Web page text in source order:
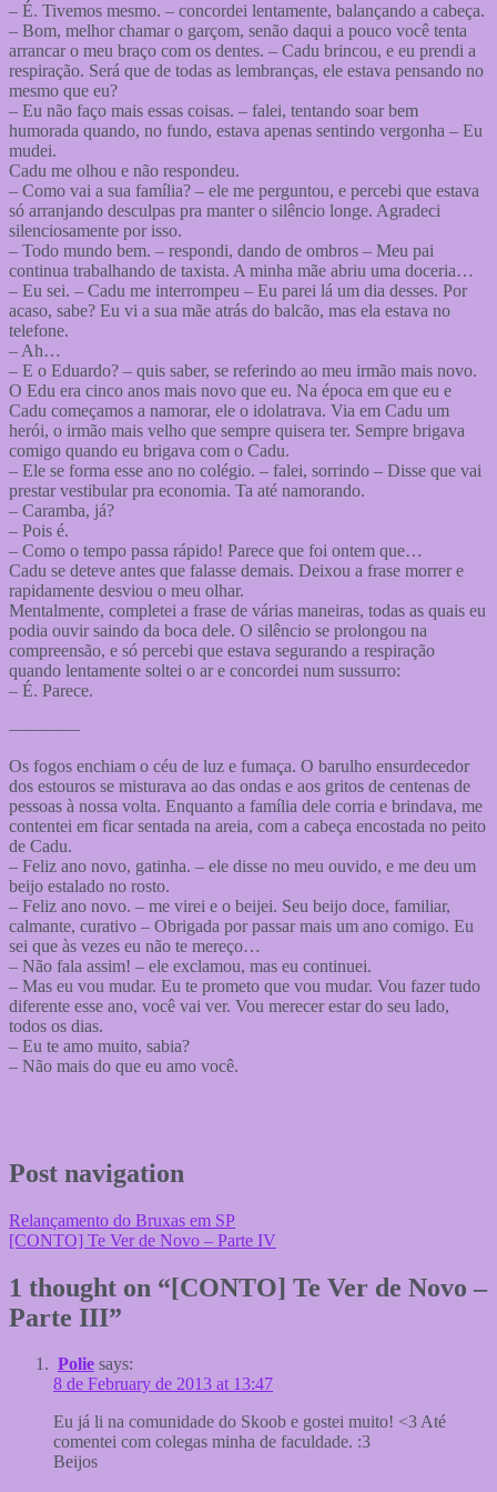
– É. Tivemos mesmo. – concordei lentamente, balançando a cabeça.
– Bom, melhor chamar o garçom, senão daqui a pouco você tenta
arrancar o meu braço com os dentes. – Cadu brincou, e eu prendi a
respiração. Será que de todas as lembranças, ele estava pensando no
mesmo que eu?
– Eu não faço mais essas coisas. – falei, tentando soar bem
humorada quando, no fundo, estava apenas sentindo vergonha – Eu
mudei.
Cadu me olhou e não respondeu.
– Como vai a sua família? – ele me perguntou, e percebi que estava
só arranjando desculpas pra manter o silêncio longe. Agradeci
silenciosamente por isso.
– Todo mundo bem. – respondi, dando de ombros – Meu pai
continua trabalhando de taxista. A minha mãe abriu uma doceria…
– Eu sei. – Cadu me interrompeu – Eu parei lá um dia desses. Por
acaso, sabe? Eu vi a sua mãe atrás do balcão, mas ela estava no
telefone.
– Ah…
– E o Eduardo? – quis saber, se referindo ao meu irmão mais novo.
O Edu era cinco anos mais novo que eu. Na época em que eu e
Cadu começamos a namorar, ele o idolatrava. Via em Cadu um
herói, o irmão mais velho que sempre quisera ter. Sempre brigava
comigo quando eu brigava com o Cadu.
– Ele se forma esse ano no colégio. – falei, sorrindo – Disse que vai
prestar vestibular pra economia. Ta até namorando.
– Caramba, já?
– Pois é.
– Como o tempo passa rápido! Parece que foi ontem que…
Cadu se deteve antes que falasse demais. Deixou a frase morrer e
rapidamente desviou o meu olhar.
Mentalmente, completei a frase de várias maneiras, todas as quais eu
podia ouvir saindo da boca dele. O silêncio se prolongou na
compreensão, e só percebi que estava segurando a respiração
quando lentamente soltei o ar e concordei num sussurro:
– É. Parece.
————
Os fogos enchiam o céu de luz e fumaça. O barulho ensurdecedor
dos estouros se misturava ao das ondas e aos gritos de centenas de
pessoas à nossa volta. Enquanto a família dele corria e brindava, me
contentei em ficar sentada na areia, com a cabeça encostada no peito
de Cadu.
– Feliz ano novo, gatinha. – ele disse no meu ouvido, e me deu um
beijo estalado no rosto.
– Feliz ano novo. – me virei e o beijei. Seu beijo doce, familiar,
calmante, curativo – Obrigada por passar mais um ano comigo. Eu
sei que às vezes eu não te mereço…
– Não fala assim! – ele exclamou, mas eu continuei.
– Mas eu vou mudar. Eu te prometo que vou mudar. Vou fazer tudo
diferente esse ano, você vai ver. Vou merecer estar do seu lado,
todos os dias.
– Eu te amo muito, sabia?
– Não mais do que eu amo você.
Post navigation
Relançamento do Bruxas em SP
[CONTO] Te Ver de Novo – Parte IV
1 thought on “[CONTO] Te Ver de Novo –
Parte III”
Polie says:
8 de February de 2013 at 13:47
Eu já li na comunidade do Skoob e gostei muito! <3 Até
comentei com colegas minha de faculdade. :3
Beijos